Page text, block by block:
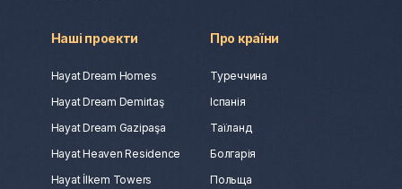
Наші проекти
Hayat Dream Homes
Hayat Dream Demirtaş
Hayat Dream Gazipaşa
Hayat Heaven Residence
Hayat İlkem Towers
Про країни
Туреччина
Іспанія
Таїланд
Болгарія
Польща